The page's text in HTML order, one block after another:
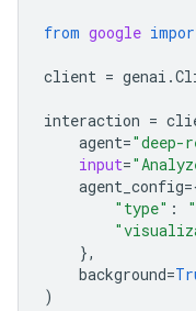
from google
client = genai .
interaction =
agent="deep-
input=
agent_config=
"type" :
},
background=
)